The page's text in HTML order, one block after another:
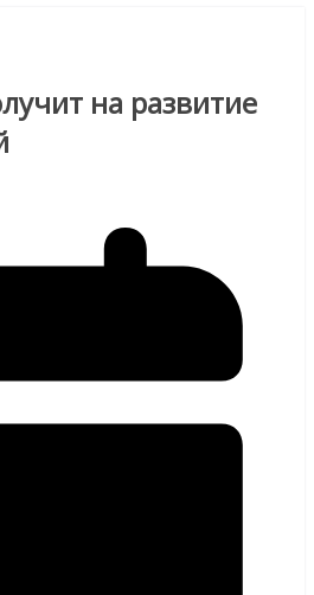
на развитие